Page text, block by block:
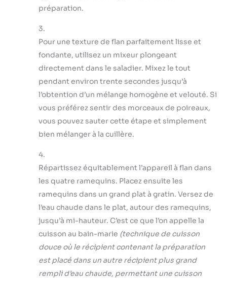
préparation.
3.
Pour une texture de flan parfaitement lisse et
fondante, utilisez un mixeur plongeant
directement dans le saladier. Mixez le tout
pendant environ trente secondes jusqu’à
l’obtention d’un mélange homogène et velouté. Si
vous préférez sentir des morceaux de poireaux,
vous pouvez sauter cette étape et simplement
bien mélanger à la cuillère.
4.
Répartissez équitablement l’appareil à flan dans
les quatre ramequins. Placez ensuite les
ramequins dans un grand plat à gratin. Versez de
l’eau chaude dans le plat, autour des ramequins,
jusqu’à mi-hauteur. C’est ce que l’on appelle la
cuisson au bain-marie (technique de cuisson
douce où le récipient contenant la préparation
est placé dans un autre récipient plus grand
rempli d’eau chaude, permettant une cuisson